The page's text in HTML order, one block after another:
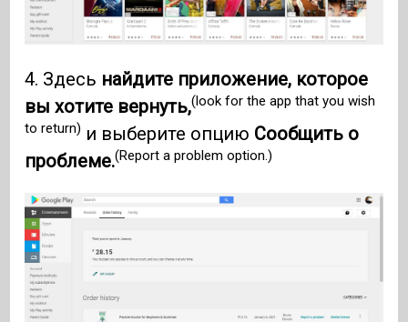
4. Здесь найдите приложение, которое
вы хотите вернуть,(look for the app that you wish
to return) и выберите опцию Сообщить о
проблеме.(Report a problem option.)